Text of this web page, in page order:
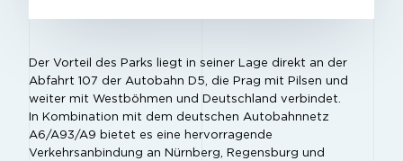
Der Vorteil des Parks liegt in seiner Lage direkt an der
Abfahrt 107 der Autobahn D5, die Prag mit Pilsen und
weiter mit Westböhmen und Deutschland verbindet.
In Kombination mit dem deutschen Autobahnnetz
A6/A93/A9 bietet es eine hervorragende
Verkehrsanbindung an Nürnberg, Regensburg und